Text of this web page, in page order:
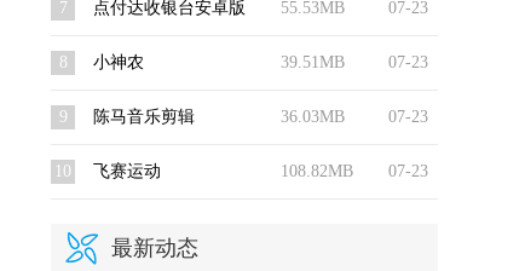
07-23
55.53MB
7 点付达收银台安卓版
07-23
39.51MB
8 小神农
07-23
36.03MB
9 陈马音乐剪辑
07-23
108.82MB
10 飞赛运动
最新动态